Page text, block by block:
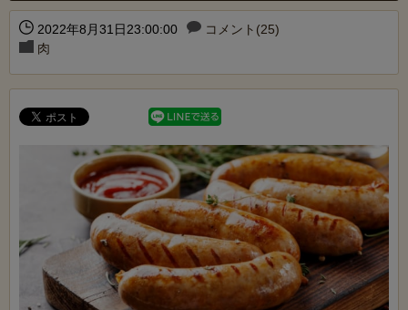
2022年8月31日23:00:00
コメント(25)
肉